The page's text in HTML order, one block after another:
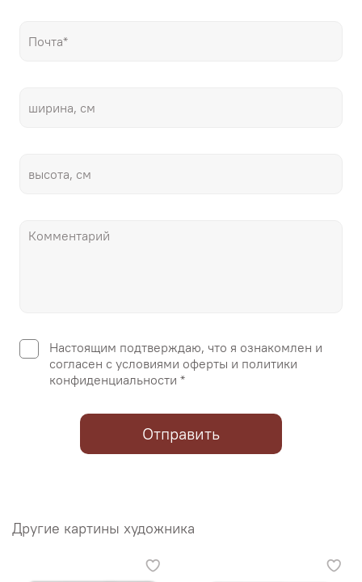
Настоящим подтверждаю, что я ознакомлен и
согласен с условиями оферты и политики
конфиденциальности *
Отправить
Другие картины художника